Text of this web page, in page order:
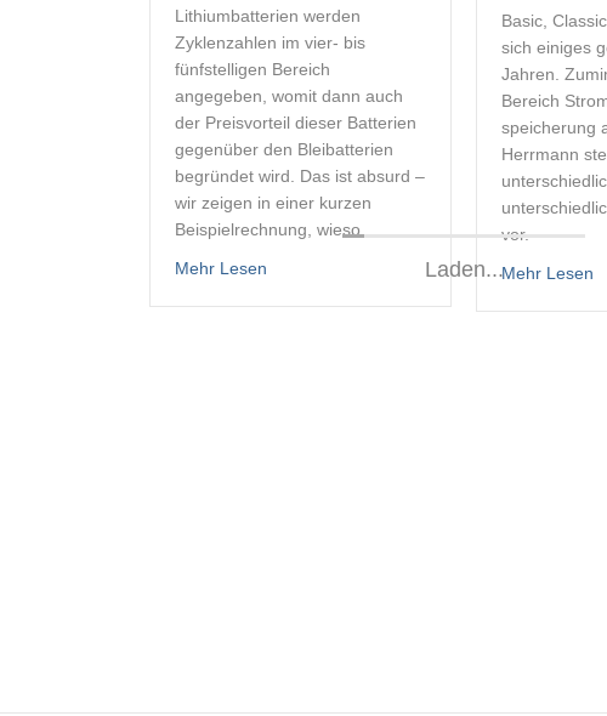
Lithiumbatterien werden
Zyklenzahlen im vier- bis
fünfstelligen Bereich
angegeben, womit dann auch
der Preisvorteil dieser Batterien
gegenüber den Bleibatterien
begründet wird. Das ist absurd –
wir zeigen in einer kurzen
Beispielrechnung, wieso.
Mehr Lesen about Lithium – Ein sehr kurzes
Basic,
sich einiges
Jahren.
Bereich
speicherung
Herrmann
vor.
Mehr Lesen
Michael Herrmann zeigt Wege,
wie mit Hilfe von Generatoren
die Energiekrise an Bord
wirksam bekämpft werden kann.
Mehr Lesenabout Generatoren
Laden...